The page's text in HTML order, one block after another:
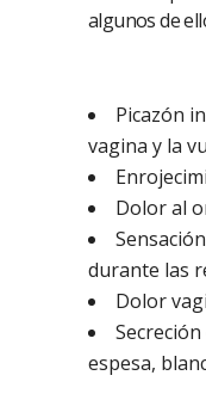
algunos de
Picazón
vagina y la
Dolor al
durante las
Dolor
espesa,